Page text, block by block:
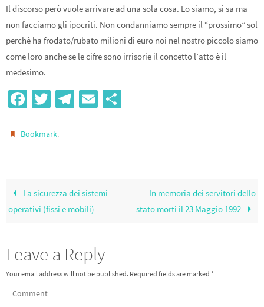
Il discorso però vuole arrivare ad una sola cosa. Lo siamo, si sa ma
non facciamo gli ipocriti. Non condanniamo sempre il “prossimo” sol
perchè ha frodato/rubato milioni di euro noi nel nostro piccolo siamo
come loro anche se le cifre sono irrisorie il concetto l’atto è il
medesimo.
Fa
b
k
T
tt
Te E
Bookmark.
La sicurezza dei sistemi
operativi (fissi e mobili)
In memoria dei servitori dello
stato morti il 23 Maggio 1992
Leave a Reply
Your email address will not be published. Required fields are marked *